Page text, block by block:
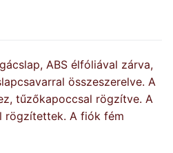
ABS élfóliával zárva,
összeszerelve. A
tűzőkapoccsal rögzítve. A
rögzítettek. A fiók fém